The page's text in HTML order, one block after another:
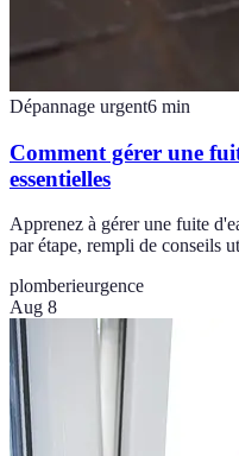
Dépannage urgent6 min
Comment gérer une
essentielles
Apprenez à gérer une fuite
par étape, rempli de conseils
plomberieurgence
Aug 8